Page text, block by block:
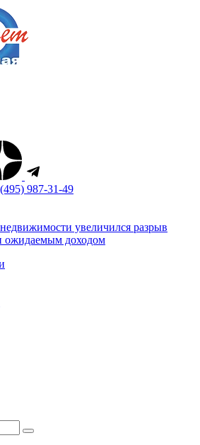
987-31-49
увеличился разрыв
ожидаемым доходом